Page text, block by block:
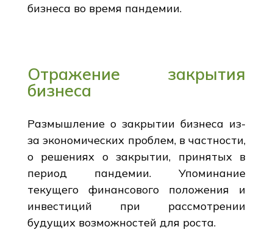
бизнеса во время пандемии.
Отражение закрытия
бизнеса
Размышление о закрытии бизнеса из-
за экономических проблем, в частности,
о решениях о закрытии, принятых в
период пандемии. Упоминание
текущего финансового положения и
инвестиций при рассмотрении
будущих возможностей для роста.